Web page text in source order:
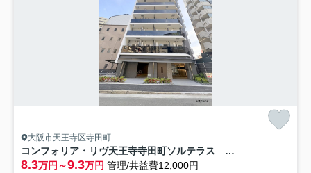
大阪市天王寺区寺田町
コンフォリア・リヴ天王寺寺田町ソルテラス 仲介手数料無料
8.3万円～9.3万円 管理/共益費12,000円